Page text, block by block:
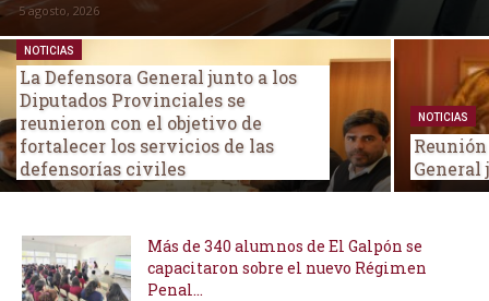
5 agosto, 2026
NOTICIAS
La Defensora General junto a los
Diputados Provinciales se
reunieron con el objetivo de
fortalecer los servicios de las
defensorías civiles
NOTICIAS
Más de 340 alumnos de El Galpón se
capacitaron sobre el nuevo Régimen
Penal...